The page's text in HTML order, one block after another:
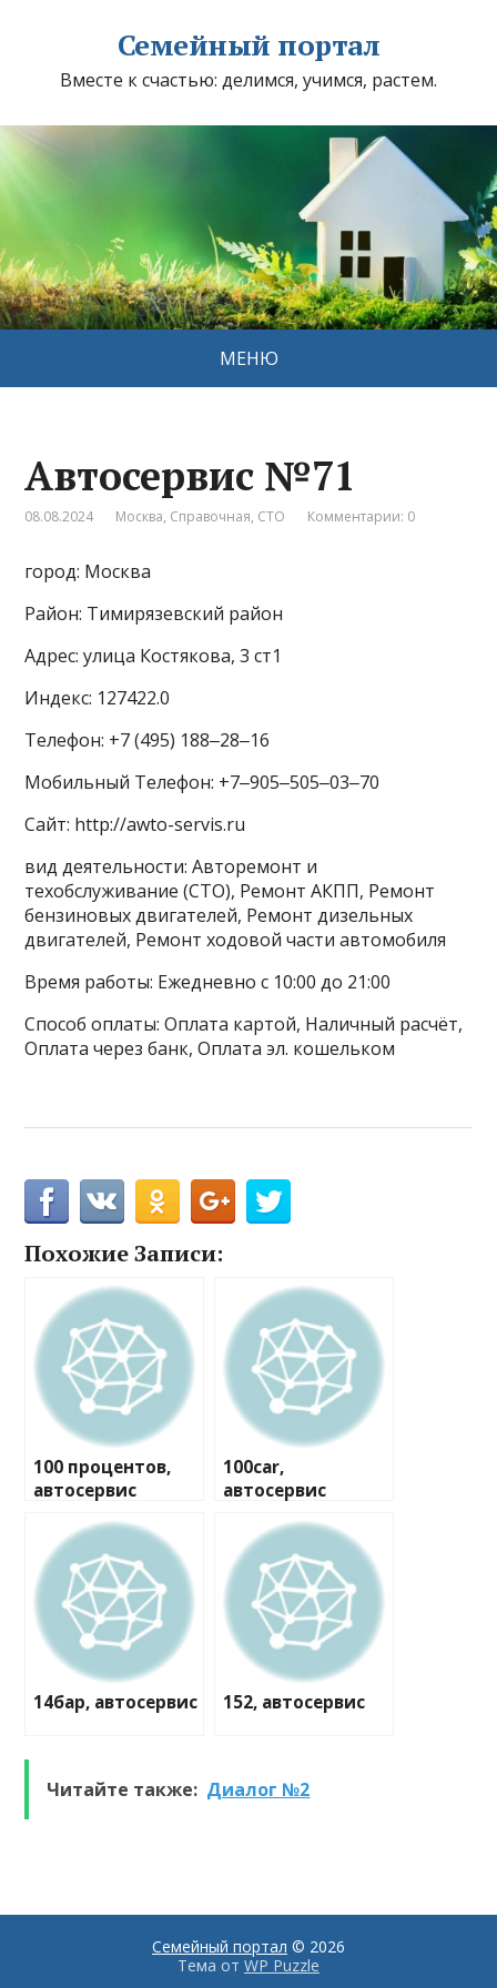
Семейный портал
Вместе к счастью: делимся, учимся, растем.
МЕНЮ
Автосервис №71
08.08.2024 Москва, Справочная, СТО Комментарии: 0
город: Москва
Район: Тимирязевский район
Адрес: улица Костякова, 3 ст1
Индекс: 127422.0
Телефон: +7 (495) 188‒28‒16
Мобильный Телефон: +7‒905‒505‒03‒70
Сайт: http://awto-servis.ru
вид деятельности: Авторемонт и
техобслуживание (СТО), Ремонт АКПП, Ремонт
бензиновых двигателей, Ремонт дизельных
двигателей, Ремонт ходовой части автомобиля
Время работы: Ежедневно с 10:00 до 21:00
Способ оплаты: Оплата картой, Наличный расчёт,
Оплата через банк, Оплата эл. кошельком
Похожие Записи:
100 процентов,
автосервис
100car,
автосервис
14бар, автосервис 152, автосервис
Читайте также: Диалог №2
Семейный портал © 2026
Тема от WP Puzzle